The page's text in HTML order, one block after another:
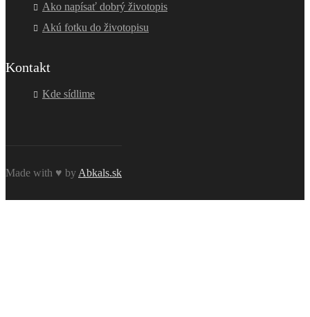
Ako napísať dobrý životopis
Akú fotku do životopisu
Kontakt
Kde sídlime
Made with ♥ by Abkals.sk